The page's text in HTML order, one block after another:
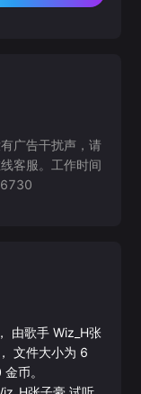
广告干扰声，请
客服。工作时间
由歌手 Wiz_H张
文件大小为 6
金币。